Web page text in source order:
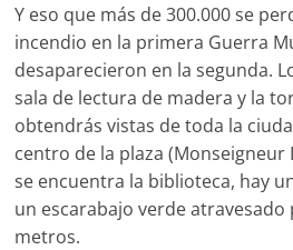
Y eso que más de 300.000 se
incendio en la primera Guerra
desaparecieron en la segunda.
sala de lectura de madera y la
obtendrás vistas de toda la
centro de la plaza (Monseigneur
se encuentra la biblioteca, hay
un escarabajo verde atravesado
metros.